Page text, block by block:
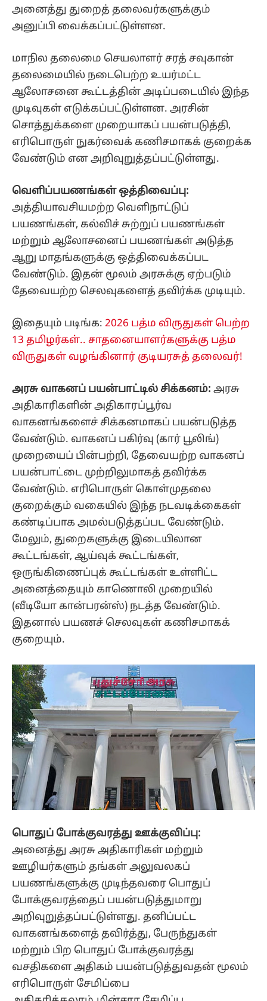
அனைத்து துறைத் தலைவர்களுக்கும்
அனுப்பி வைக்கப்பட்டுள்ளன.
மாநில தலைமை செயலாளர் சரத் சவுகான்
தலைமையில் நடைபெற்ற உயர்மட்ட
ஆலோசனை கூட்டத்தின் அடிப்படையில் இந்த
முடிவுகள் எடுக்கப்பட்டுள்ளன. அரசின்
சொத்துக்களை முறையாகப் பயன்படுத்தி,
எரிபொருள் நுகர்வைக் கணிசமாகக் குறைக்க
வேண்டும் என அறிவுறுத்தப்பட்டுள்ளது.
வெளிப்பயணங்கள் ஒத்திவைப்பு:
அத்தியாவசியமற்ற வெளிநாட்டுப்
பயணங்கள், கல்விச் சுற்றுப் பயணங்கள்
மற்றும் ஆலோசனைப் பயணங்கள் அடுத்த
ஆறு மாதங்களுக்கு ஒத்திவைக்கப்பட
வேண்டும். இதன் மூலம் அரசுக்கு ஏற்படும்
தேவையற்ற செலவுகளைத் தவிர்க்க முடியும்.
இதையும் படிங்க: 2026 பத்ம விருதுகள் பெற்ற
13 தமிழர்கள்.. சாதனையாளர்களுக்கு பத்ம
விருதுகள் வழங்கினார் குடியரசுத் தலைவர்!
அரசு வாகனப் பயன்பாட்டில் சிக்கனம்: அரசு
அதிகாரிகளின் அதிகாரப்பூர்வ
வாகனங்களைச் சிக்கனமாகப் பயன்படுத்த
வேண்டும். வாகனப் பகிர்வு (கார் பூலிங்)
முறையைப் பின்பற்றி, தேவையற்ற வாகனப்
பயன்பாட்டை முற்றிலுமாகத் தவிர்க்க
வேண்டும். எரிபொருள் கொள்முதலை
குறைக்கும் வகையில் இந்த நடவடிக்கைகள்
கண்டிப்பாக அமல்படுத்தப்பட வேண்டும்.
மேலும், துறைகளுக்கு இடையிலான
கூட்டங்கள், ஆய்வுக் கூட்டங்கள்,
ஒருங்கிணைப்புக் கூட்டங்கள் உள்ளிட்ட
அனைத்தையும் காணொலி முறையில்
(வீடியோ கான்பரன்ஸ்) நடத்த வேண்டும்.
இதனால் பயணச் செலவுகள் கணிசமாகக்
குறையும்.
பொதுப் போக்குவரத்து ஊக்குவிப்பு:
அனைத்து அரசு அதிகாரிகள் மற்றும்
ஊழியர்களும் தங்கள் அலுவலகப்
பயணங்களுக்கு முடிந்தவரை பொதுப்
போக்குவரத்தைப் பயன்படுத்துமாறு
அறிவுறுத்தப்பட்டுள்ளது. தனிப்பட்ட
வாகனங்களைத் தவிர்த்து, பேருந்துகள்
மற்றும் பிற பொதுப் போக்குவரத்து
வசதிகளை அதிகம் பயன்படுத்துவதன் மூலம்
எரிபொருள் சேமிப்பை